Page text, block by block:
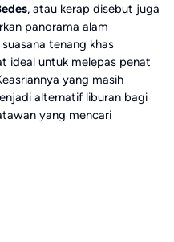
, atau kerap disebut juga
panorama alam
tenang khas
ideal untuk melepas penat
yang masih
alternatif liburan bagi
yang mencari